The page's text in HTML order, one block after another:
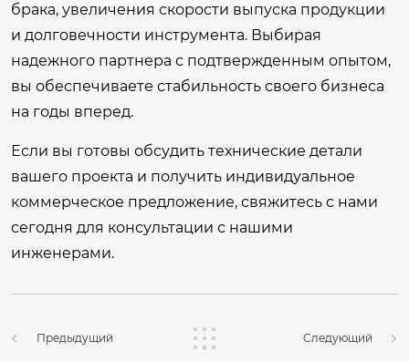
брака, увеличения скорости выпуска продукции
и долговечности инструмента. Выбирая
надежного партнера с подтвержденным опытом,
вы обеспечиваете стабильность своего бизнеса
на годы вперед.
Если вы готовы обсудить технические детали
вашего проекта и получить индивидуальное
коммерческое предложение, свяжитесь с нами
сегодня для консультации с нашими
инженерами.
Предыдущий Следующий